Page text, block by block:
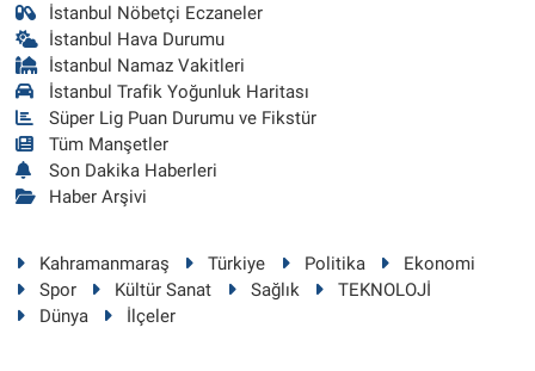
İstanbul Nöbetçi Eczaneler
İstanbul Hava Durumu
İstanbul Namaz Vakitleri
İstanbul Trafik Yoğunluk Haritası
Süper Lig Puan Durumu ve Fikstür
Tüm Manşetler
Son Dakika Haberleri
Haber Arşivi
Kahramanmaraş Türkiye Politika
Ekonomi
Spor
Kültür Sanat Sağlık
TEKNOLOJİ
Dünya
İlçeler